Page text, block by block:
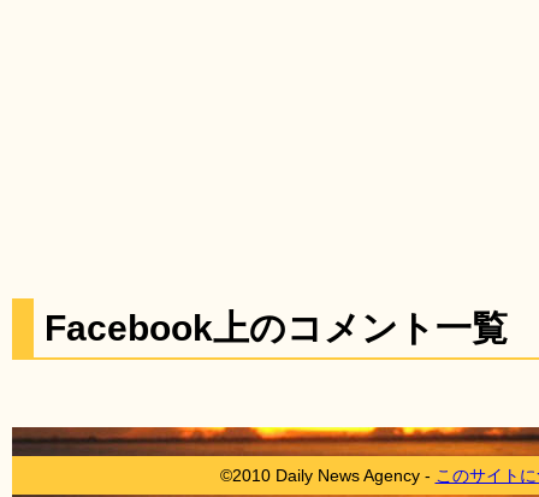
Facebook上のコメント一覧
©2010 Daily News Agency - このサイト